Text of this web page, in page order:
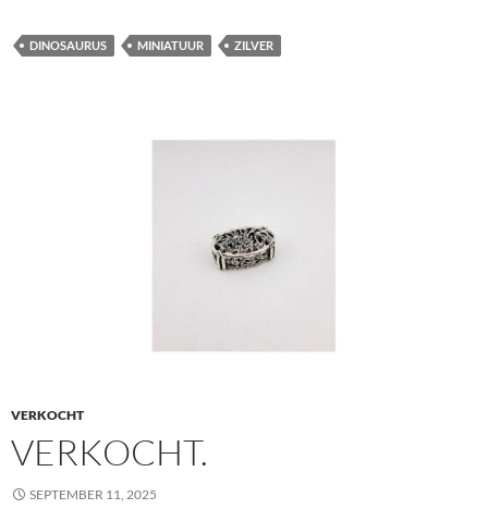
DINOSAURUS MINIATUUR ZILVER
VERKOCHT
VERKOCHT.
SEPTEMBER 11, 2025